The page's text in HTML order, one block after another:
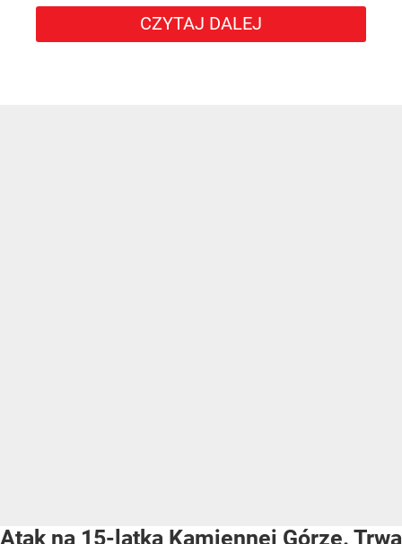
CZYTAJ DALEJ
Atak na 15-latka Kamiennej Górze. Trwa